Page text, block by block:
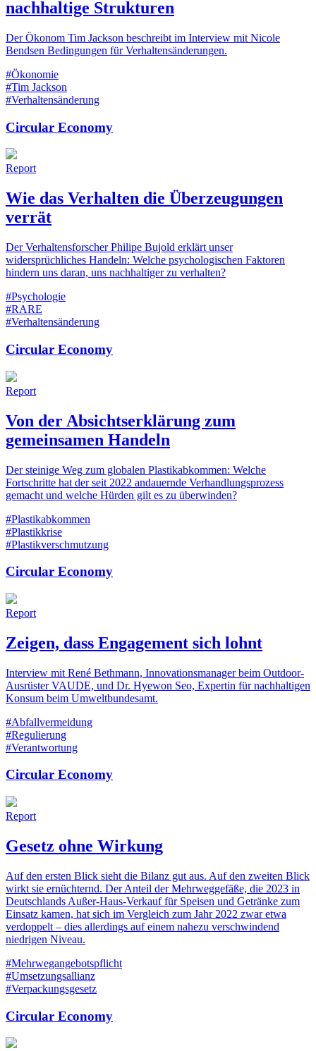
nachhaltige Strukturen
Der Ökonom Tim Jackson beschreibt im Interview mit Nicole
Bendsen Bedingungen für Verhaltensänderungen.
#Ökonomie
#Tim Jackson
#Verhaltensänderung
Circular Economy
Report
Wie das Verhalten die Überzeugungen
verrät
Der Verhaltensforscher Philipe Bujold erklärt unser
widersprüchliches Handeln: Welche psychologischen Faktoren
hindern uns daran, uns nachhaltiger zu verhalten?
#Psychologie
#RARE
#Verhaltensänderung
Circular Economy
Report
Von der Absichtserklärung zum
gemeinsamen Handeln
Der steinige Weg zum globalen Plastikabkommen: Welche
Fortschritte hat der seit 2022 andauernde Verhandlungsprozess
gemacht und welche Hürden gilt es zu überwinden?
#Plastikabkommen
#Plastikkrise
#Plastikverschmutzung
Circular Economy
Report
Zeigen, dass Engagement sich lohnt
Interview mit René Bethmann, Innovationsmanager beim Outdoor-
Ausrüster VAUDE, und Dr. Hyewon Seo, Expertin für nachhaltigen
Konsum beim Umweltbundesamt.
#Abfallvermeidung
#Regulierung
#Verantwortung
Circular Economy
Report
Gesetz ohne Wirkung
Auf den ersten Blick sieht die Bilanz gut aus. Auf den zweiten Blick
wirkt sie ernüchternd. Der Anteil der Mehrweggefäße, die 2023 in
Deutschlands Außer-Haus-Verkauf für Speisen und Getränke zum
Einsatz kamen, hat sich im Vergleich zum Jahr 2022 zwar etwa
verdoppelt – dies allerdings auf einem nahezu verschwindend
niedrigen Niveau.
#Mehrwegangebotspflicht
#Umsetzungsallianz
#Verpackungsgesetz
Circular Economy